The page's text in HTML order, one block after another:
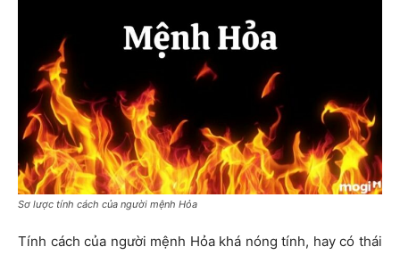
Sơ lược tính cách của người mệnh Hỏa
Tính cách của người mệnh Hỏa khá nóng tính, hay có thái